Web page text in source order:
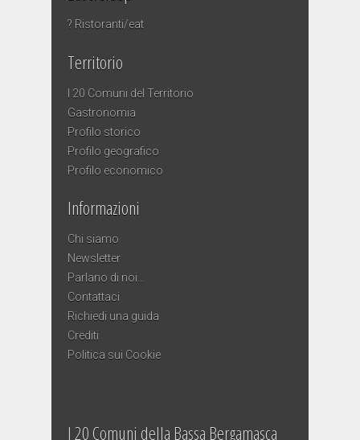
? Ristoranti/eat
Territorio
I 20 Comuni del Territorio
Gastronomia
Profilo storico
Profilo geografico
Profilo economico
Informazioni
Chi siamo
Newsletter
Parlano di noi…
Contattaci
Richiedi una guida
Crediti
Politica sui Cookie
I 20 Comuni della Bassa Bergamasca